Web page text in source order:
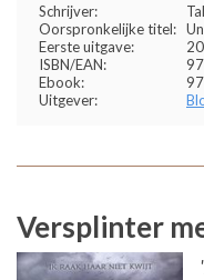
Schrijver:
Oorspronkelijke titel:
Eerste uitgave:
ISBN/EAN:
Ebook:
Uitgever:
Versplinter